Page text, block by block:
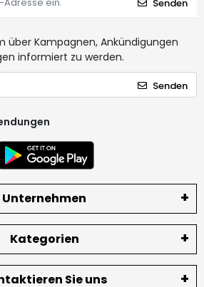
Senden
über Kampagnen, Ankündigungen
informiert zu werden.
Senden
Unternehmen
Kategorien
Sie uns